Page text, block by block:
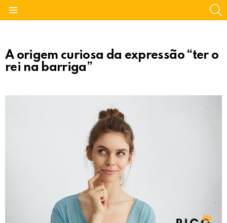
A origem curiosa da expressão “ter o
rei na barriga”